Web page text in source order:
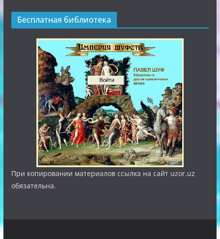
Бесплатная библиотека
При копировании материалов ссылка на сайт uzor.uz
обязательна.